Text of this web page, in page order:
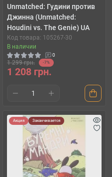
Unmatched: Гудини против
Джинна (Unmatched:
Houdini vs. The Genie) UA
Код товара: 105267-30
В наличии
0
1 299 грн. -7%
1 208 грн.
Акция Заканчивается